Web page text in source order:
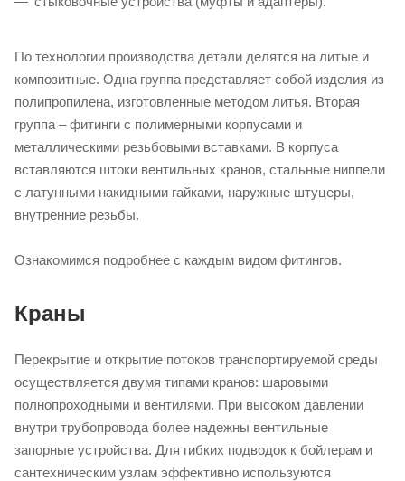
По технологии производства детали делятся на литые и
композитные. Одна группа представляет собой изделия из
полипропилена, изготовленные методом литья. Вторая
группа – фитинги с полимерными корпусами и
металлическими резьбовыми вставками. В корпуса
вставляются штоки вентильных кранов, стальные ниппели
с латунными накидными гайками, наружные штуцеры,
внутренние резьбы.
Ознакомимся подробнее с каждым видом фитингов.
Краны
Перекрытие и открытие потоков транспортируемой среды
осуществляется двумя типами кранов: шаровыми
полнопроходными и вентилями. При высоком давлении
внутри трубопровода более надежны вентильные
запорные устройства. Для гибких подводок к бойлерам и
сантехническим узлам эффективно используются